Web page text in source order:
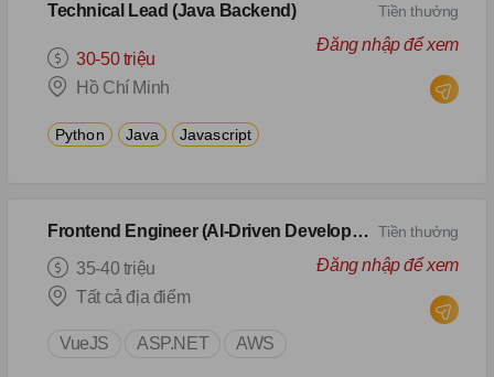
Technical Lead (Java Backend)
30-50 triệu
Hồ Chí Minh
Python Java Javascript
Tiền thưởng
Đăng nhập để xem
Frontend Engineer (AI-Driven Development)
35-40 triệu
Tất cả địa điểm
VueJS ASP.NET AWS
Tiền thưởng
Đăng nhập để xem